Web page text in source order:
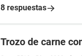
8 respuestas
Trozo de carne